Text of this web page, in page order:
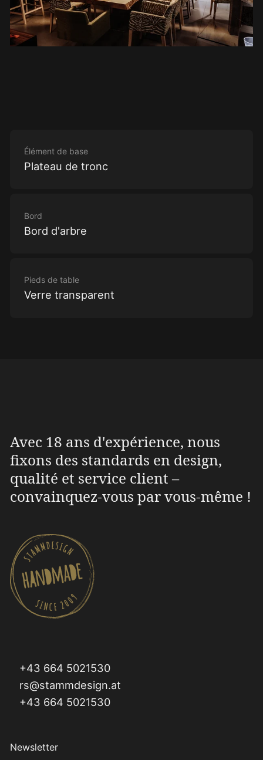
Élément de base
Plateau de tronc
Bord
Bord d'arbre
Pieds de table
Verre transparent
Avec 18 ans d'expérience, nous
fixons des standards en design,
qualité et service client –
convainquez-vous par vous-même !
+43 664 5021530
rs@stammdesign.at
+43 664 5021530
Newsletter